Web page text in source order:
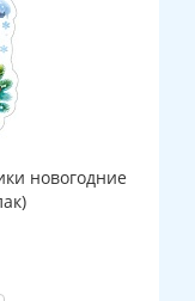
новогодние